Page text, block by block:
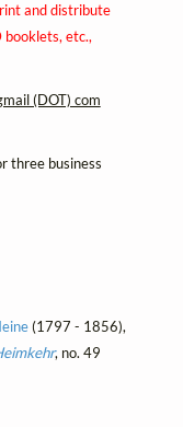
and distribute
etc.,
(DOT) com
three business
(1797 - 1856),
, no. 49